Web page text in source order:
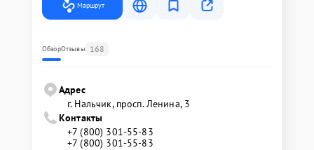
Маршрут
ОбзорОтзывы 168
Адрес
г. Нальчик, просп. Ленина, 3
Контакты
+7 (800) 301-55-83
+7 (800) 301-55-83